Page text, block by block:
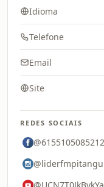
Idioma
Telefone
Email
Site
REDES SOCIAIS